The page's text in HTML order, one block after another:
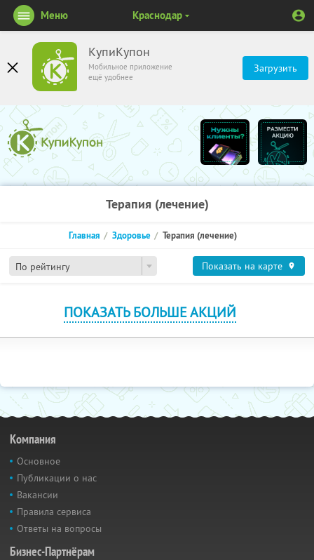
КупиКупон
Мобильное приложение
ещё удобнее
Загрузить
Меню Краснодар
Терапия (лечение)
По рейтингу
Главная Здоровье Терапия (лечение)
Показать на карте
ПОКАЗАТЬ БОЛЬШЕ АКЦИЙ
Компания
Основное
Публикации о нас
Вакансии
Правила сервиса
Ответы на вопросы
Бизнес-Партнёрам